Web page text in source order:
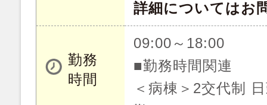
詳細についてはお
勤務
時間
09:00～18:00
■勤務時間関連
＜病棟＞2交代制